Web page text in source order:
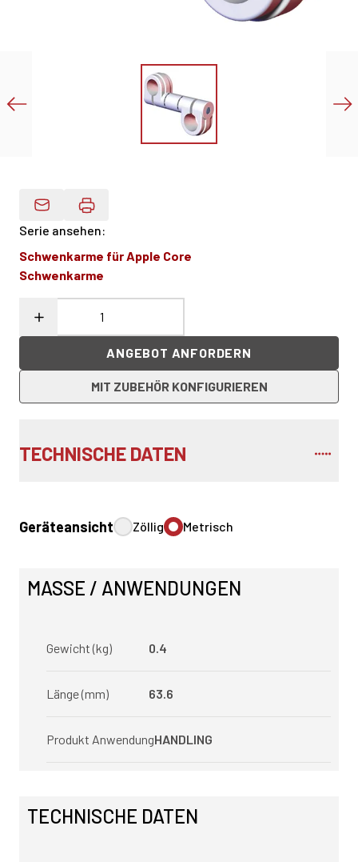
Produktdaten Per E-Mail
Serie ansehen:
Schwenkarme für Apple Core
Schwenkarme
ANGEBOT ANFORDERN
MIT ZUBEHÖR KONFIGURIEREN
TECHNISCHE DATEN
Geräteansicht Zöllig Metrisch
MASSE / ANWENDUNGEN
Gewicht (kg) 0.4
Länge (mm) 63.6
Produkt AnwendungHANDLING
TECHNISCHE DATEN